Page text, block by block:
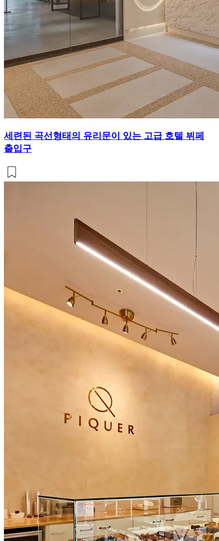
세련된 곡선형태의 유리문이 있는 고급 호텔 뷔페
출입구